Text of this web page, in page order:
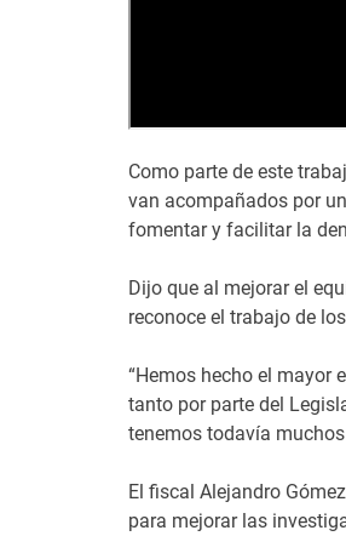
Como parte de este
van acompañados por
fomentar y facilitar la
Dijo que al mejorar el
reconoce el trabajo de
“Hemos hecho el mayor
tanto por parte del
tenemos todavía
El fiscal Alejandro
para mejorar las